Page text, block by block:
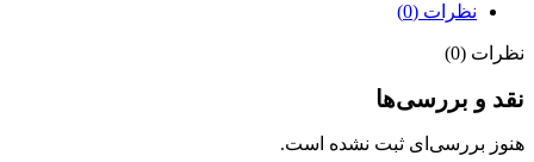
نظرات (0)
نظرات (0)
نقد و بررسی‌ها
هنوز بررسی‌ای ثبت نشده است.